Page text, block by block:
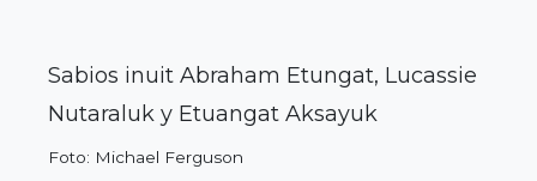
Sabios inuit Abraham Etungat, Lucassie
Nutaraluk y Etuangat Aksayuk
Foto: Michael Ferguson